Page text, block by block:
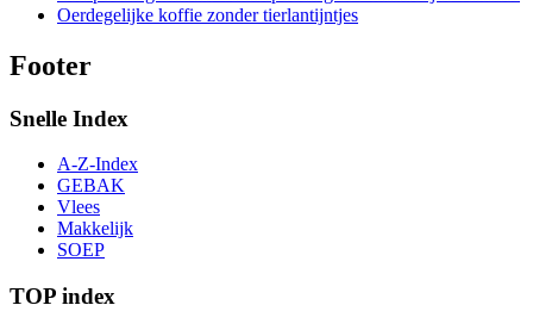
Oerdegelijke koffie zonder tierlantijntjes
Footer
Snelle Index
A-Z-Index
GEBAK
Vlees
Makkelijk
SOEP
TOP index